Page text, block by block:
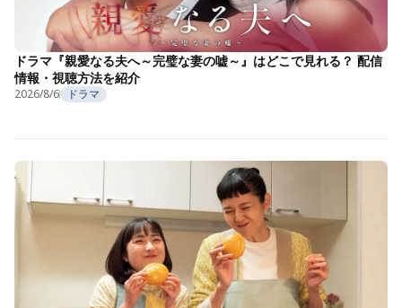
ドラマ『親愛なる夫へ～完璧な妻の嘘～』はどこで見れる？ 配信
情報・視聴方法を紹介
2026/8/6 ドラマ